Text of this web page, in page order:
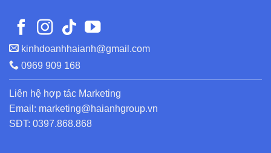
kinhdoanhhaianh@gmail.com
0969 909 168
Liên hệ hợp tác Marketing
Email: marketing@haianhgroup.vn
SĐT: 0397.868.868